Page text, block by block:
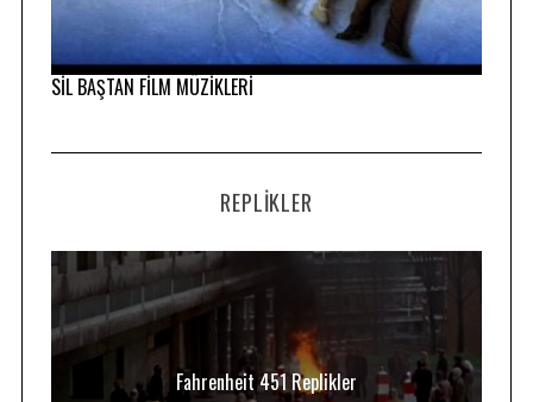
SİL BAŞTAN FİLM MÜZİKLERİ
REPLIKLER
Fahrenheit 451 Replikler